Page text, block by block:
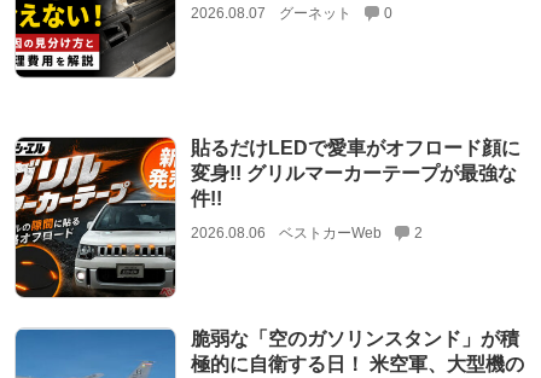
2026.08.07 グーネット 0
貼るだけLEDで愛車がオフロード顔に
変身!! グリルマーカーテープが最強な
件!!
2026.08.06 ベストカーWeb 2
脆弱な「空のガソリンスタンド」が積
極的に自衛する日！ 米空軍、大型機の